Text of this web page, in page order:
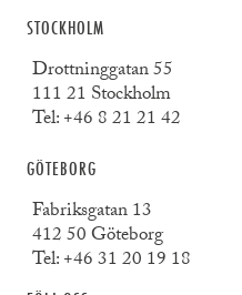
STOCKHOLM
Drottninggatan 55
111 21 Stockholm
Tel:+46 8 21 21 42
GÖTEBORG
Fabriksgatan 13
412 50 Göteborg
Tel:+46 31 20 19 18